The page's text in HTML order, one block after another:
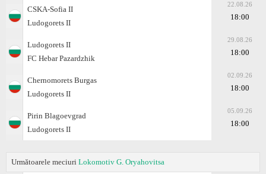
CSKA-Sofiа II
Ludogorets II
22.08.26
18:00
Ludogorets II
FC Hebar Pazardzhik
29.08.26
18:00
Chernomorets Burgas
Ludogorets II
02.09.26
18:00
Pirin Blagoevgrad
Ludogorets II
05.09.26
18:00
Următoarele meciuri Lokomotiv G. Oryahovitsa